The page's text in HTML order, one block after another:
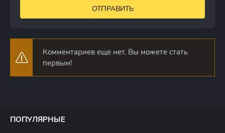
ОТПРАВИТЬ
Комментариев еще нет. Вы можете стать
первым!
ПОПУЛЯРНЫЕ